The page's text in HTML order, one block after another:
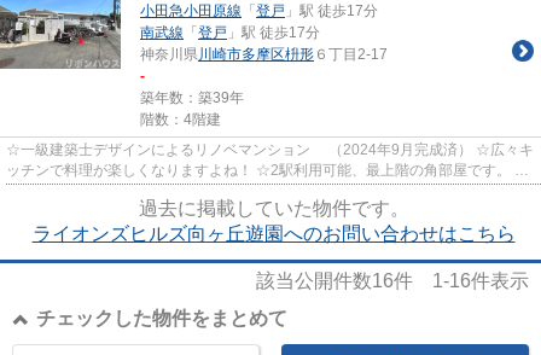
小田急小田原線 「 登戸 」駅 徒歩17分
南武線 「 登戸 」駅 徒歩17分
神奈川県川崎市多摩区枡形 ６丁目2-17
-
築年数：築39年
階数：4階建
☆一級建築士デザインによるリノベマンション （2024年9月完成済） ☆広々キ
ッチンで料理が楽しくなりますよね！ ☆2駅利用可能、最上階の角部屋です。 ☆
過去に掲載していた物件です。
ライオンズヒルズ向ヶ丘遊園へのお問い合わせはこちら
該当公開件数16件 1-16件表示
チェックした物件をまとめて